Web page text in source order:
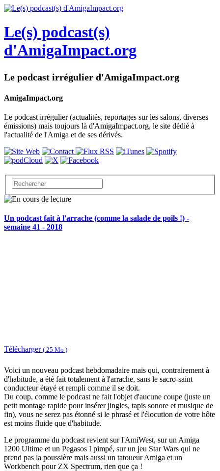
Le(s) podcast(s)
d'AmigaImpact.org
Le podcast irrégulier d'AmigaImpact.org
AmigaImpact.org
Le podcast irrégulier (actualités, reportages sur les salons, diverses
émissions) mais toujours là d'AmigaImpact.org, le site dédié à
l'actualité de l'Amiga et de ses dérivés.
Un podcast fait à l'arrache (comme la salade de poils !) -
semaine 41 - 2018
Télécharger ( 25 Mo )
Voici un nouveau podcast hebdomadaire mais qui, contrairement à
d'habitude, a été fait totalement à l'arrache, sans le sacro-saint
conducteur étayé et rempli comme il se doit.
Du coup, comme le podcast ne fait l'objet d'aucune coupe (juste un
petit montage rapide pour insérer jingles, tapis sonore et musique de
fin), vous ne serez pas étonné si le phrasé et l'élocution de votre hôte
est moins fluide que d'habitude.
Le programme du podcast revient sur l'AmiWest, sur un Amiga
1200 Ultime et un Pegasos I pimpé, sur un jeu Star Wars qui ne
prend pas la poussière mais aussi un tatoueur Amiga et un
Workbench pour ZX Spectrum, rien que ça !